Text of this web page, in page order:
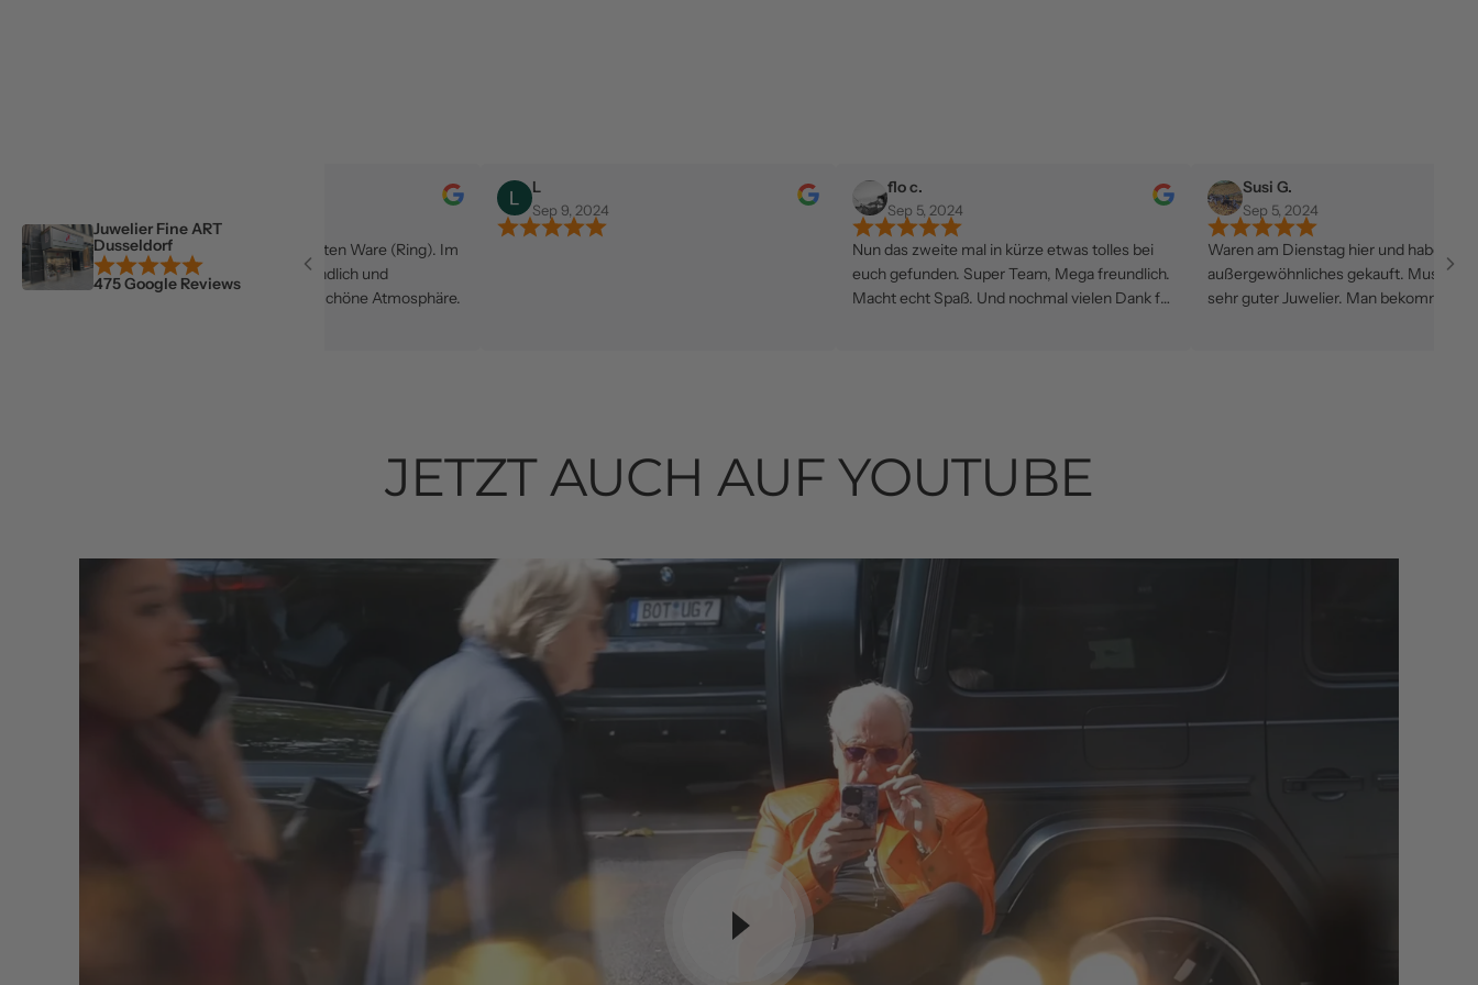
Juwelier Fine ART
Dusseldorf
475 Google Reviews
Sehr happy mit der gekauften Ware (Ring). Im
Laden wird man sehr freundlich und
zuvorkommend beraten. Schöne Atmosphäre.
L
Sep 9, 2024
flo c.
Sep 5, 2024
Nun das zweite mal in kürze etwas tolles bei
euch gefunden. Super Team, Mega freundlich.
Macht echt Spaß. Und nochmal vielen Dank für
Susi G.
Sep 5, 2024
Waren am Dienstag hier und haben was
außergewöhnliches gekauft. Muss sagen ein
sehr guter Juwelier. Man bekommt was für
JETZT AUCH AUF YOUTUBE